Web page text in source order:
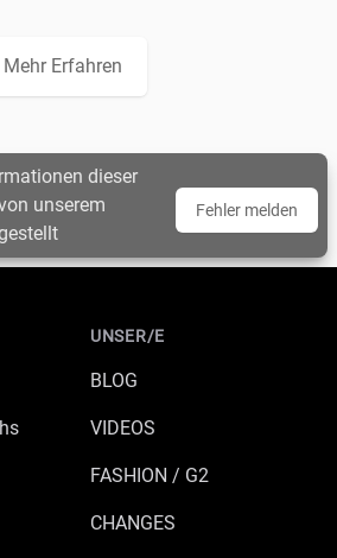
Mehr Erfahren
dieser
unserem
Fehler melden
UNSER/E
BLOG
VIDEOS
FASHION / G2
CHANGES